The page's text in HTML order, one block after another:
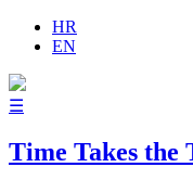
HR
EN
☰
Time Takes the